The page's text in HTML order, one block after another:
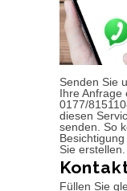
Senden Sie
Ihre Anfrage
0177/
diesen
senden. So
Sie erstellen.
Füllen Sie